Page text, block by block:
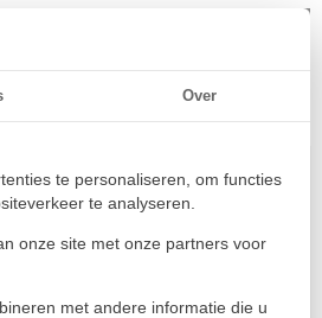
Over
te personaliseren, om functies
te analyseren.
onze site met onze partners voor
met andere informatie die u
BASL NBR 70